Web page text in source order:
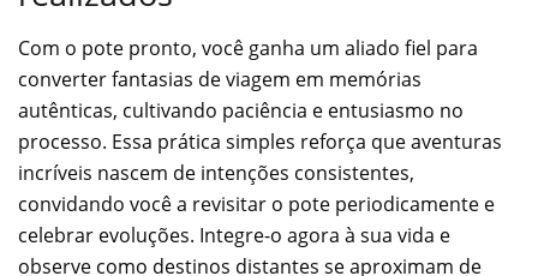
Com o pote pronto, você ganha um aliado fiel para
converter fantasias de viagem em memórias
autênticas, cultivando paciência e entusiasmo no
processo. Essa prática simples reforça que aventuras
incríveis nascem de intenções consistentes,
convidando você a revisitar o pote periodicamente e
celebrar evoluções. Integre-o agora à sua vida e
observe como destinos distantes se aproximam de